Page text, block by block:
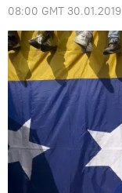
08:00 GMT 30.01.2019